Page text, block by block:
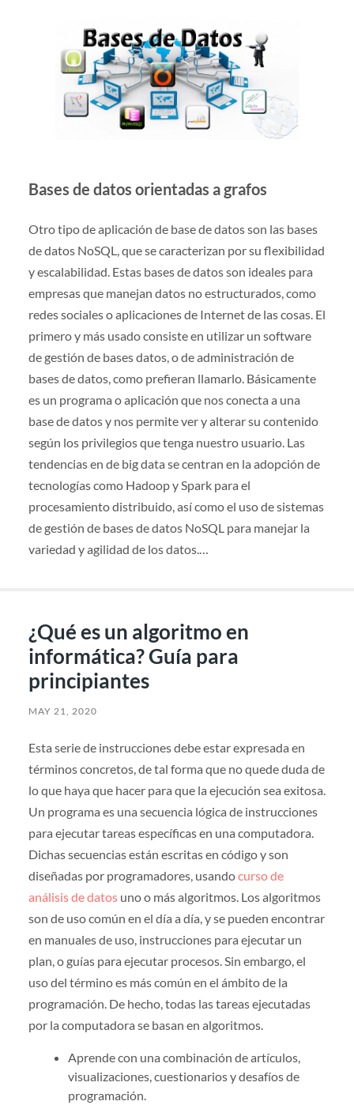
Bases de datos orientadas a grafos
Otro tipo de aplicación de base de datos son las bases
de datos NoSQL, que se caracterizan por su flexibilidad
y escalabilidad. Estas bases de datos son ideales para
empresas que manejan datos no estructurados, como
redes sociales o aplicaciones de Internet de las cosas. El
primero y más usado consiste en utilizar un software
de gestión de bases datos, o de administración de
bases de datos, como prefieran llamarlo. Básicamente
es un programa o aplicación que nos conecta a una
base de datos y nos permite ver y alterar su contenido
según los privilegios que tenga nuestro usuario. Las
tendencias en de big data se centran en la adopción de
tecnologías como Hadoop y Spark para el
procesamiento distribuido, así como el uso de sistemas
de gestión de bases de datos NoSQL para manejar la
variedad y agilidad de los datos.…
¿Qué es un algoritmo en
informática? Guía para
principiantes
MAY 21, 2020
Esta serie de instrucciones debe estar expresada en
términos concretos, de tal forma que no quede duda de
lo que haya que hacer para que la ejecución sea exitosa.
Un programa es una secuencia lógica de instrucciones
para ejecutar tareas específicas en una computadora.
Dichas secuencias están escritas en código y son
diseñadas por programadores, usandocurso de
análisis de datosuno o más algoritmos. Los algoritmos
son de uso común en el día a día, y se pueden encontrar
en manuales de uso, instrucciones para ejecutar un
plan, o guías para ejecutar procesos. Sin embargo, el
uso del término es más común en el ámbito de la
programación. De hecho, todas las tareas ejecutadas
por la computadora se basan en algoritmos.
Aprende con una combinación de artículos,
visualizaciones, cuestionarios y desafíos de
programación.